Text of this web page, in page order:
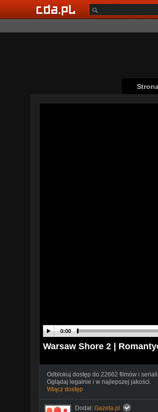
0:00
Warsaw Shore 2 |
Odblokuj dostęp do 22662 filmów i
Oglądaj legalnie i w najlepszej jakości.
Włącz dostęp
Dodał: Gazeta.pl